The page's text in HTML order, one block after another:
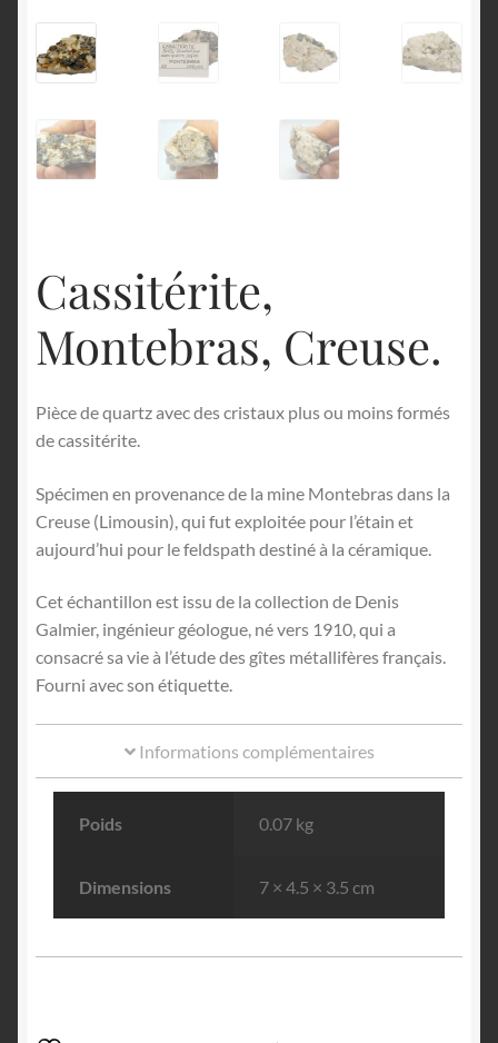
Cassitérite,
Montebras, Creuse.
Pièce de quartz avec des cristaux plus ou moins formés
de cassitérite.
Spécimen en provenance de la mine Montebras dans la
Creuse (Limousin), qui fut exploitée pour l’étain et
aujourd’hui pour le feldspath destiné à la céramique.
Cet échantillon est issu de la collection de Denis
Galmier, ingénieur géologue, né vers 1910, qui a
consacré sa vie à l’étude des gîtes métallifères français.
Fourni avec son étiquette.
Informations complémentaires
Poids 0.07 kg
Dimensions 7 × 4.5 × 3.5 cm